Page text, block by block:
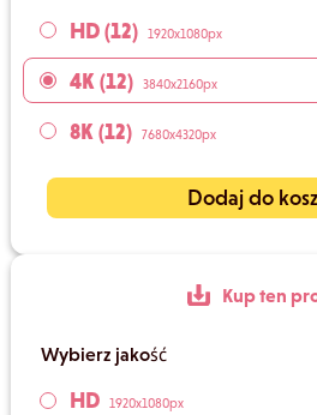
HD (12) 1920x1080px
4K (12) 3840x2160px
8K (12) 7680x4320px
Dodaj do
Kup ten
Wybierz jakość
HD 1920x1080px